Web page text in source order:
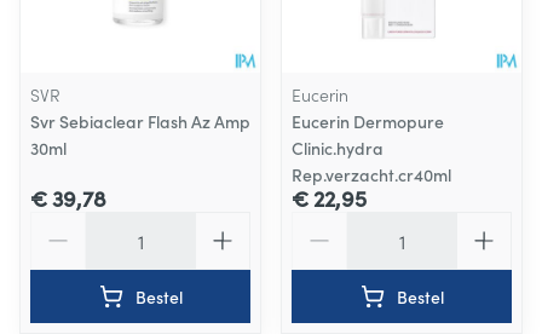
SVR
Svr Sebiaclear Flash Az Amp
30ml
€ 39,78
Bestel
Eucerin
Eucerin Dermopure
Clinic.hydra
Rep.verzacht.cr40ml
€ 22,95
Bestel